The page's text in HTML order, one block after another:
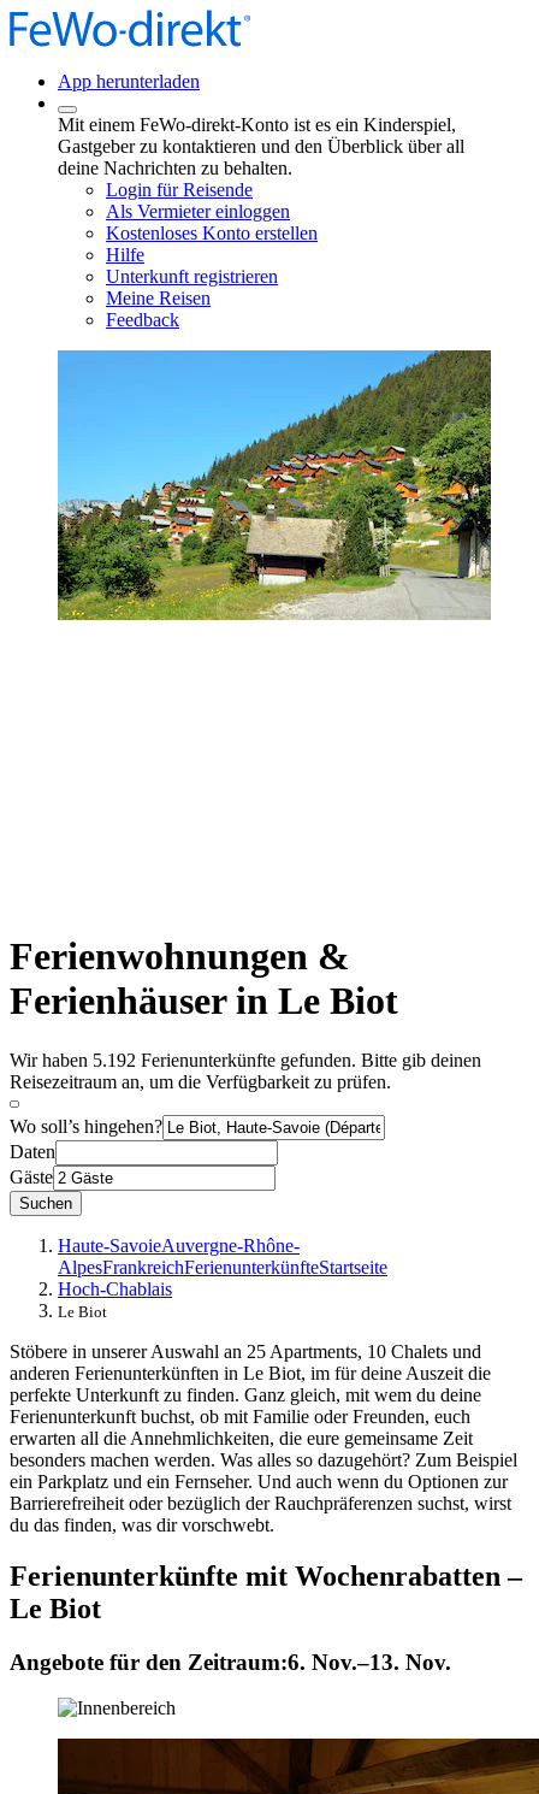
App herunterladen
Mit einem FeWo-direkt-Konto ist es ein Kinderspiel,
Gastgeber zu kontaktieren und den Überblick über all
deine Nachrichten zu behalten.
Login für Reisende
Als Vermieter einloggen
Kostenloses Konto erstellen
Hilfe
Unterkunft registrieren
Meine Reisen
Feedback
Ferienwohnungen &
Ferienhäuser in Le Biot
Wir haben 5.192 Ferienunterkünfte gefunden. Bitte gib deinen
Reisezeitraum an, um die Verfügbarkeit zu prüfen.
Wo soll’s hingehen?
Daten
Gäste
Suchen
Haute-SavoieAuvergne-Rhône-
AlpesFrankreichFerienunterkünfteStartseite
Hoch-Chablais
Le Biot
Stöbere in unserer Auswahl an 25 Apartments, 10 Chalets und
anderen Ferienunterkünften in Le Biot, im für deine Auszeit die
perfekte Unterkunft zu finden. Ganz gleich, mit wem du deine
Ferienunterkunft buchst, ob mit Familie oder Freunden, euch
erwarten all die Annehmlichkeiten, die eure gemeinsame Zeit
besonders machen werden. Was alles so dazugehört? Zum Beispiel
ein Parkplatz und ein Fernseher. Und auch wenn du Optionen zur
Barrierefreiheit oder bezüglich der Rauchpräferenzen suchst, wirst
du das finden, was dir vorschwebt.
Ferienunterkünfte mit Wochenrabatten –
Le Biot
Angebote für den Zeitraum:6. Nov.–13. Nov.